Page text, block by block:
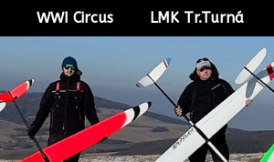
WWI Circus LMK Tr.Turná